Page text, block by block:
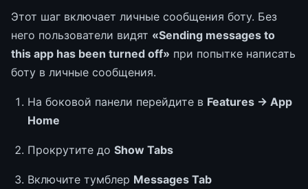
Этот шаг включает личные сообщения боту. Без
него пользователи видят «Sending messages to
this app has been turned off» при попытке написать
боту в личные сообщения.
На боковой панели перейдите в Features → App
Home
Прокрутите до Show Tabs
Включите тумблер Messages Tab